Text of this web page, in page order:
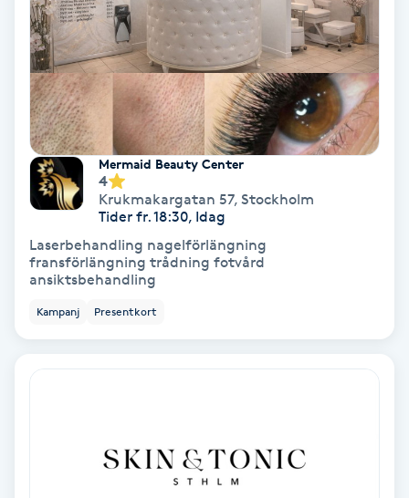
Ombre brows
Ombre naglar
Optiker
Ortobionomi
Ortopedi
Osteopati
Paraffinbehandling
Mermaid Beauty Center
4
Krukmakargatan 57, Stockholm
Tider fr. 18:30, Idag
Laserbehandling nagelförlängning
fransförlängning trådning fotvård
ansiktsbehandling
Kampanj Presentkort